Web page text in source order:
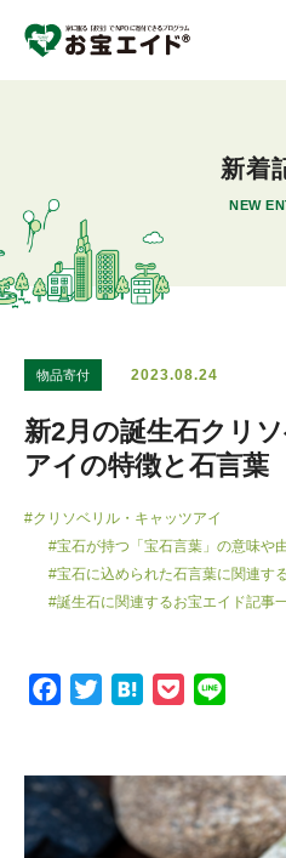
新着
NEW
物品寄付 2023.08.24
新2月の誕生石クリ
アイの特徴と石言葉
#クリソベリル・キャッツアイ
#宝石が持つ「宝石言葉」の意味や
#宝石に込められた石言葉に関連す
#誕生石に関連するお宝エイド記事
o
t
e
n
a
k
e
t
e